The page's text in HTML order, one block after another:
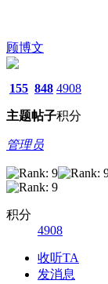
顾博文
155
主题
848
帖子
4908
积分
管理员
积分
4908
收听TA
发消息